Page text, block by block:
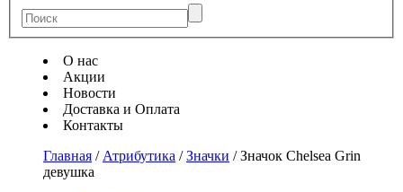
О нас
Акции
Новости
Доставка и Оплата
Контакты
Главная / Атрибутика /Значки /Значок Chelsea Grin
девушка